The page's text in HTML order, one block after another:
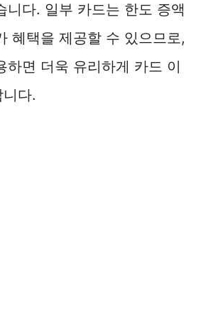
니다. 일부 카드는 한도 증액
혜택을 제공할 수 있으므로,
하면 더욱 유리하게 카드 이
다.